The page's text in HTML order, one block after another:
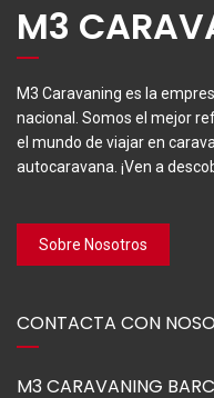
M3
M3 Caravaning es la
nacional. Somos el mejor
el mundo de viajar en
autocaravana. ¡Ven a
Sobre Nosotros
CONTACTA CON
M3 CARAVANING